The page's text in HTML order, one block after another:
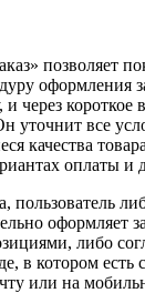
позволяет
оформления
через короткое
уточнит все
качества
оплаты и
пользователь
оформляет
либо
в котором есть
или на